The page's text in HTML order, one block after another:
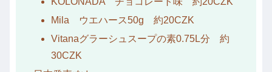
Mila ウエハース50g 約20CZK
Vitanaグラーシュスープの素0.75L分 約
30CZK